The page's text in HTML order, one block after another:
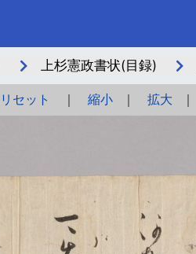
上杉憲政書状(目録)